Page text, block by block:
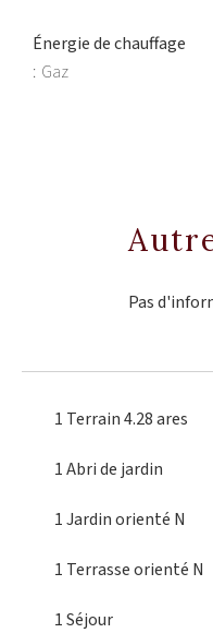
Énergie de chauffage
Gaz
Pas
1 Terrain4.28 ares
1 Abri de jardin
1 Jardinorienté N
1 Terrasseorienté N
1 Séjour